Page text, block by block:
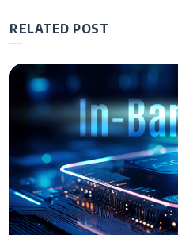
gestisci le
conversazione!
RELATED POST